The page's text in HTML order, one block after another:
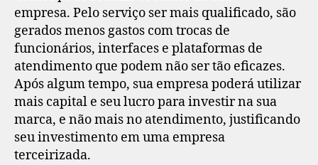
empresa. Pelo serviço ser mais qualificado, são
gerados menos gastos com trocas de
funcionários, interfaces e plataformas de
atendimento que podem não ser tão eficazes.
Após algum tempo, sua empresa poderá utilizar
mais capital e seu lucro para investir na sua
marca, e não mais no atendimento, justificando
seu investimento em uma empresa
terceirizada.